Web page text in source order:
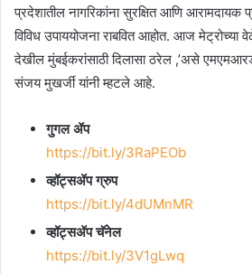
प्रदेशातील नागरिकांना सुरक्षित आणि आरामदायक
विविध उपाययोजना राबवित आहोत. आज मेट्रोच्या
देखील मुंबईकरांसाठी दिलासा ठरेल ,’असे
संजय मुखर्जी यांनी म्हटले आहे.
गुगल ॲप
https://bit.ly/3RaPEOb
व्हॉट्सॲप ग्रुप
https://bit.ly/4dUMnMR
व्हॉट्सॲप चॅनेल
https://bit.ly/3V1gLwq